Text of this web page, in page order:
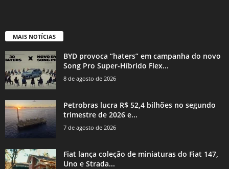
MAIS NOTÍCIAS
BYD provoca “haters” em campanha do novo
Song Pro Super-Híbrido Flex...
8 de agosto de 2026
Petrobras lucra R$ 52,4 bilhões no segundo
trimestre de 2026 e...
7 de agosto de 2026
Fiat lança coleção de miniaturas do Fiat 147,
Uno e Strada...